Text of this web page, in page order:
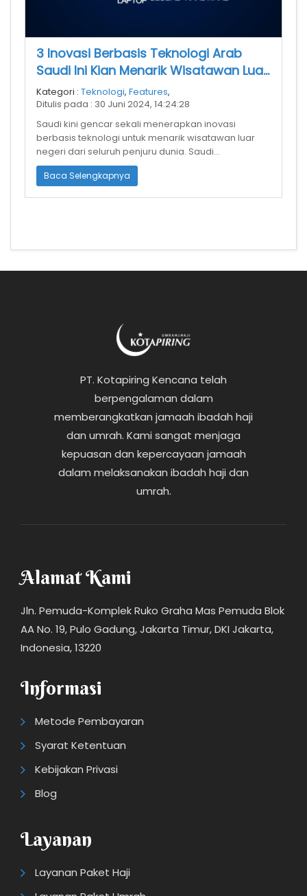
3 Inovasi Berbasis Teknologi Arab
Saudi Ini Kian Menarik Wisatawan Luar
Negeri
Kategori : Teknologi, Features,
Ditulis pada : 30 Juni 2024, 14:24:28
Saudi kini gencar sekali menerapkan inovasi
berbasis teknologi untuk menarik wisatawan luar
negeri dari seluruh penjuru dunia. Saudi
menargetkan untuk mendatangkan jutaan turi
Baca Selengkapnya
PT. Kotapiring Kencana telah
berpengalaman dalam
memberangkatkan jamaah ibadah haji
dan umrah. Kami sangat menjaga
kepuasan dan kepercayaan jamaah
dalam melaksanakan ibadah haji dan
umrah.
Alamat Kami
Jln. Pemuda-Komplek Ruko Graha Mas Pemuda Blok
AA No. 19, Pulo Gadung, Jakarta Timur, DKI Jakarta,
Indonesia, 13220
Informasi
Metode Pembayaran
Syarat Ketentuan
Kebijakan Privasi
Blog
Layanan
Layanan Paket Haji